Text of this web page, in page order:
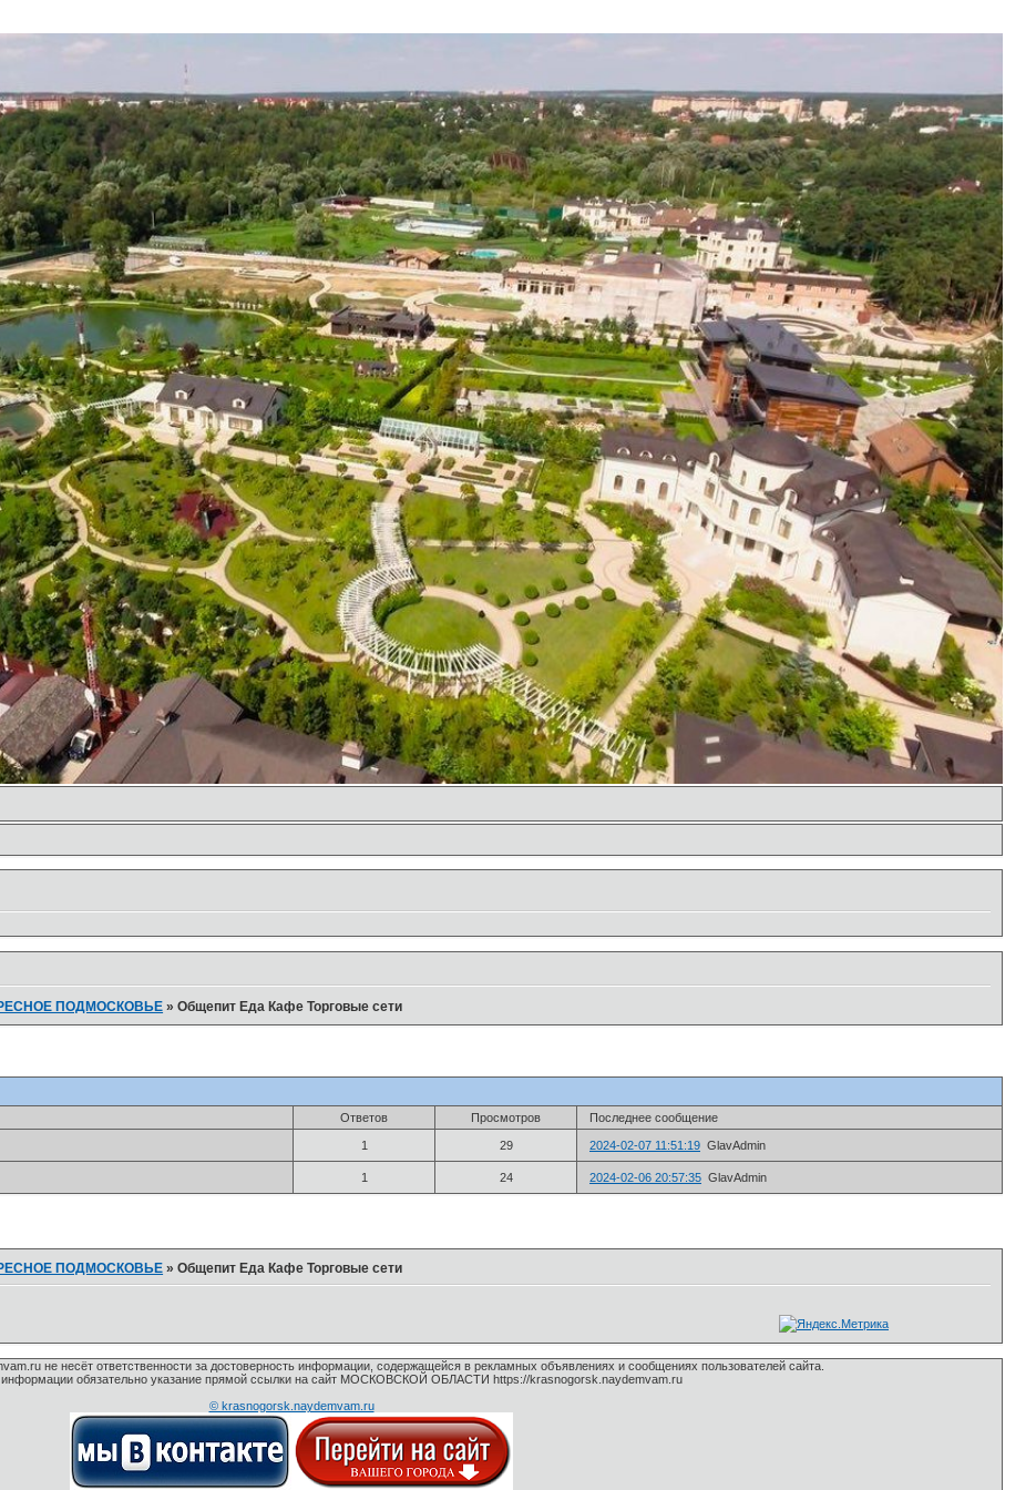
ПОДМОСКОВЬЕ »Общепит Еда Кафе Торговые сети
Ответов Просмотров Последнее сообщение
1 29 2024-02-07 11:51:19 GlavAdmin
1 24 2024-02-06 20:57:35 GlavAdmin
ПОДМОСКОВЬЕ »Общепит Еда Кафе Торговые сети
не несёт ответственности за достоверность информации, содержащейся в рекламных объявлениях и сообщениях пользователей сайта.
информации обязательно указание прямой ссылки на сайт МОСКОВСКОЙ ОБЛАСТИ https://krasnogorsk.naydemvam.ru
© krasnogorsk.naydemvam.ru